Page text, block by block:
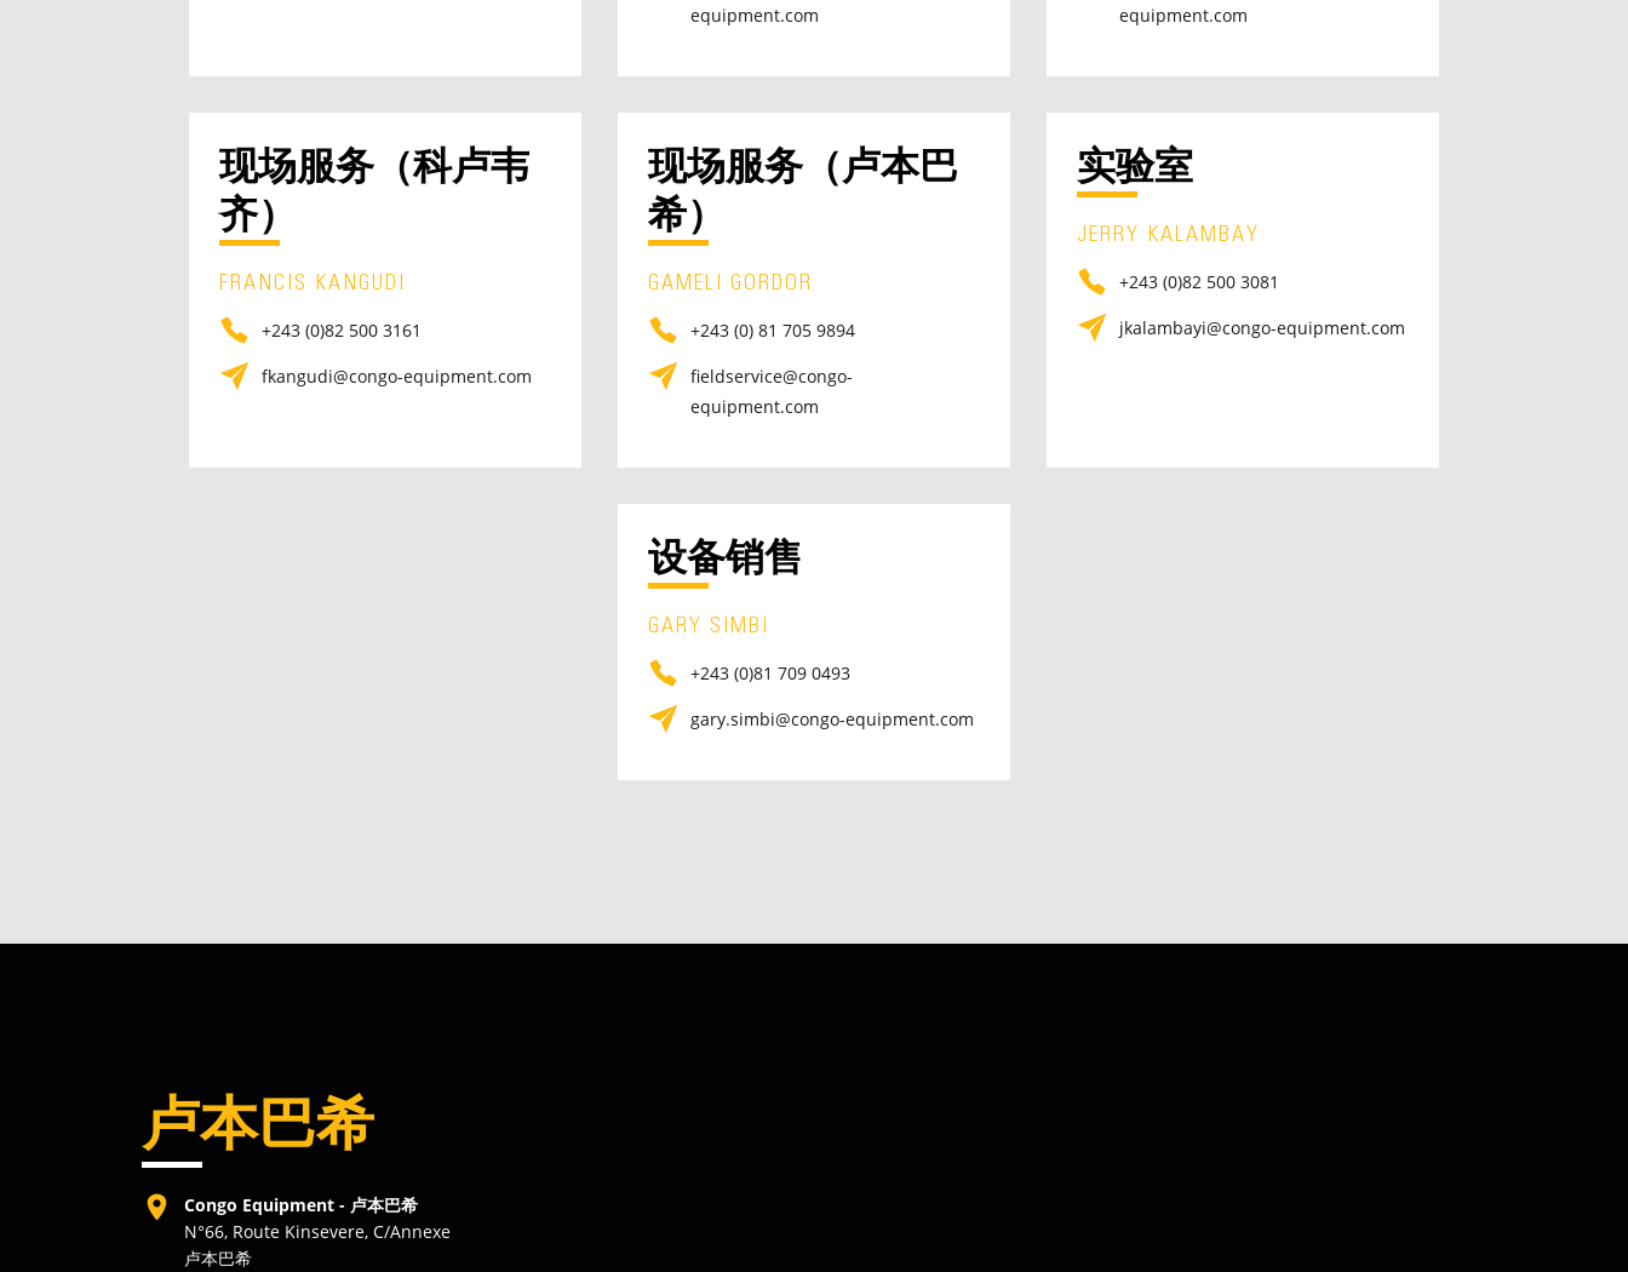
equipment.com
equipment.com
现场服务（科卢韦
齐）
FRANCIS KANGUDI
+243 (0)82 500 3161
fkangudi@congo-equipment.com
现场服务（卢本巴
希）
GAMELI GORDOR
+243 (0) 81 705 9894
fieldservice@congo-
equipment.com
实验室
JERRY KALAMBAY
+243 (0)82 500 3081
jkalambayi@congo-equipment.com
设备销售
GARY SIMBI
+243 (0)81 709 0493
gary.simbi@congo-equipment.com
卢本巴希
Congo Equipment - 卢本巴希
N°66, Route Kinsevere, C/Annexe
卢本巴希